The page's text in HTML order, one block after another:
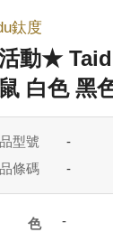
鈦度
動★
白色 黑
型號
-
條碼
-
色
-